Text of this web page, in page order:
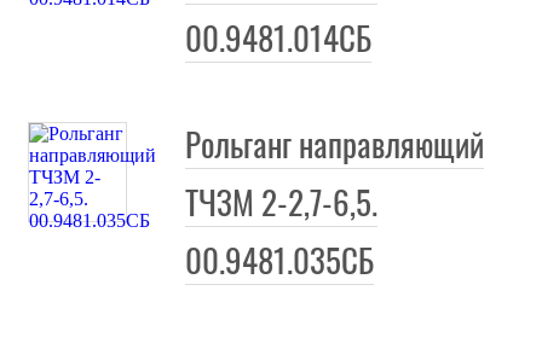
00.9481.014СБ
Рольганг направляющий
ТЧЗМ 2-2,7-6,5.
00.9481.035СБ